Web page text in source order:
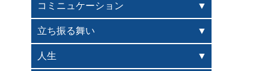
コミニュケーション
立ち振る舞い
人生